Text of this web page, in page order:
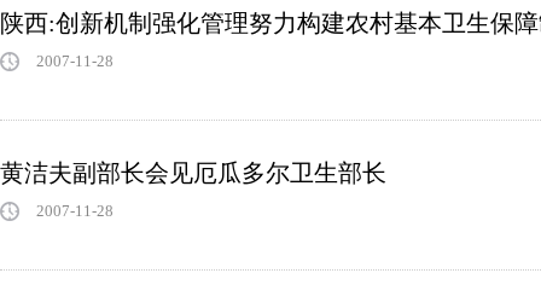
陕西:创新机制强化管理努力构建农村基本卫生保
2007-11-28
黄洁夫副部长会见厄瓜多尔卫生部长
2007-11-28